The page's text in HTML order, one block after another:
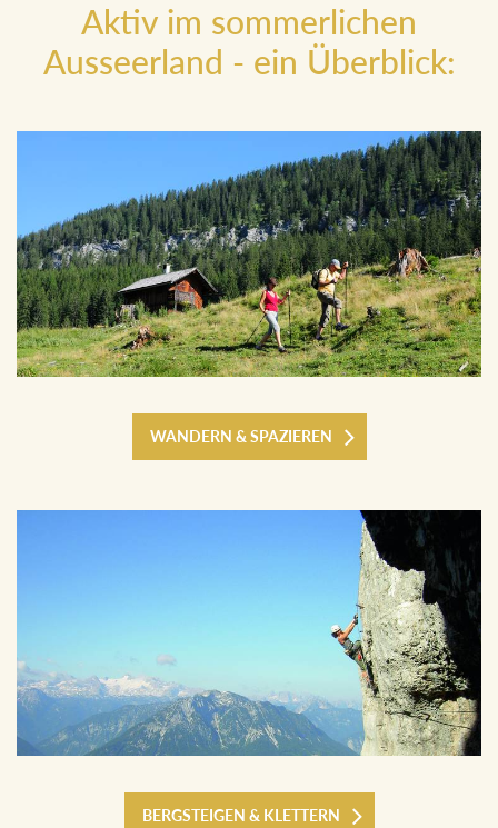
Aktiv im sommerlichen
Ausseerland - ein Überblick:
WANDERN & SPAZIEREN
BERGSTEIGEN & KLETTERN